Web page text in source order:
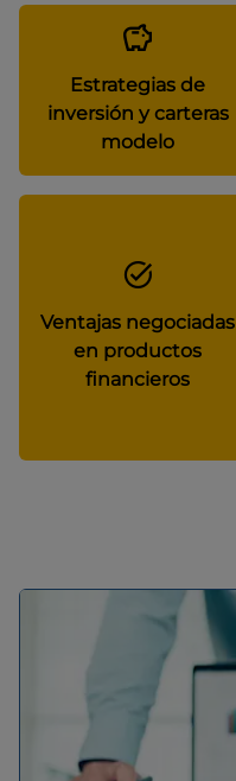
Estrategias de
inversión y carteras
modelo
Ventajas negociadas
en productos
financieros